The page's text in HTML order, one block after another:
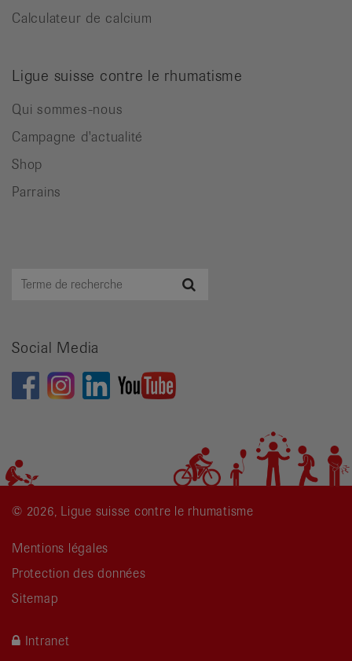
Calculateur de calcium
Ligue suisse contre le rhumatisme
Qui sommes-nous
Campagne d'actualité
Shop
Parrains
Terme
Social Media
© 2026, Ligue suisse contre le rhumatisme
Mentions légales
Protection des données
Sitemap
Intranet